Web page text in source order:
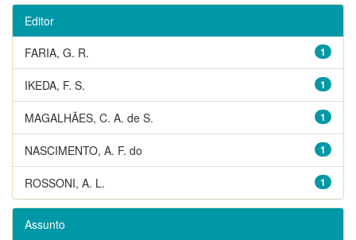
Editor
1
FARIA, G. R.
1
IKEDA, F. S.
1
MAGALHÃES, C. A. de S.
1
NASCIMENTO, A. F. do
1
ROSSONI, A. L.
Assunto